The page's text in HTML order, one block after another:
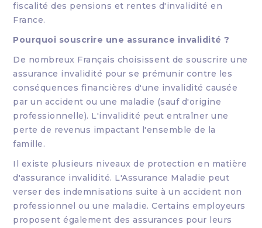
fiscalité des pensions et rentes d'invalidité en
France.
Pourquoi souscrire une assurance invalidité ?
De nombreux Français choisissent de souscrire une
assurance invalidité pour se prémunir contre les
conséquences financières d'une invalidité causée
par un accident ou une maladie (sauf d'origine
professionnelle). L'invalidité peut entraîner une
perte de revenus impactant l'ensemble de la
famille.
Il existe plusieurs niveaux de protection en matière
d'assurance invalidité. L'Assurance Maladie peut
verser des indemnisations suite à un accident non
professionnel ou une maladie. Certains employeurs
proposent également des assurances pour leurs